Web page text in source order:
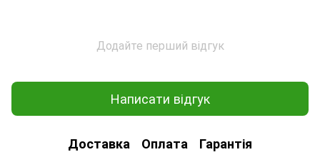
Додайте перший відгук
Написати відгук
Доставка Оплата Гарантія